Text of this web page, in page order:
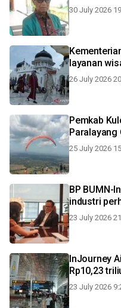
30 July 2026
layanan
26 July 2026
Pemkab
Paralayang
25 July 2026
BP BUMN-
industri
23 July 2026
InJourney
Rp10,23
23 July 2026